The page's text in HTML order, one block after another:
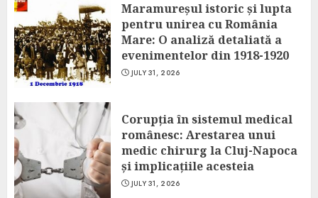
Maramureșul istoric și lupta
pentru unirea cu România
Mare: O analiză detaliată a
evenimentelor din 1918-1920
JULY 31, 2026
Corupția în sistemul medical
românesc: Arestarea unui
medic chirurg la Cluj-Napoca
și implicațiile acesteia
JULY 31, 2026